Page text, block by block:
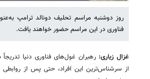
روز دوشنبه مراسم تحلیف دونالد ترامپ
فناوری در این مراسم حضور خواهند یافت.
غزال زیاری: رهبران غول‌های فناوری دنیا
از سرشناس‌ترین این افراد، حتی پس از